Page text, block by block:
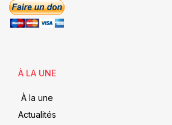
À LA UNE
À la une
Actualités